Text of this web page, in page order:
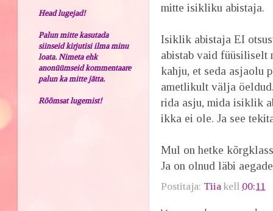
mitte isikliku abistaja.
Isiklik abistaja EI
abistab vaid füüsiliselt
kahju, et seda asjaolu
ametlikult välja
rida asju, mida isiklik
ikka ei ole. Ja see
Mul on hetke
Ja on olnud läbi
Postitaja: Tiia kell 00:11
Head lugejad!
Palun mitte kasutada
siinseid kirjutisi ilma minu
loata. Nimeta ehk
anonüümseid kommentaare
palun ka mitte jätta.
Rõõmsat lugemist!